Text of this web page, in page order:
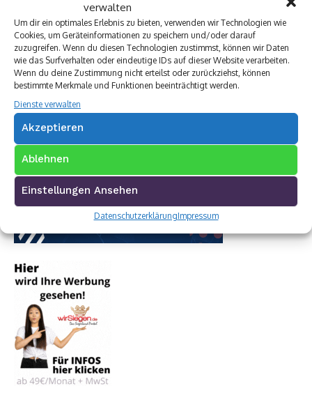
verwalten
Um dir ein optimales Erlebnis zu bieten, verwenden wir Technologien wie
Cookies, um Geräteinformationen zu speichern und/oder darauf
zuzugreifen. Wenn du diesen Technologien zustimmst, können wir Daten
wie das Surfverhalten oder eindeutige IDs auf dieser Website verarbeiten.
Wenn du deine Zustimmung nicht erteilst oder zurückziehst, können
bestimmte Merkmale und Funktionen beeinträchtigt werden.
Dienste verwalten
Akzeptieren
Ablehnen
Einstellungen Ansehen
DatenschutzerklärungImpressum